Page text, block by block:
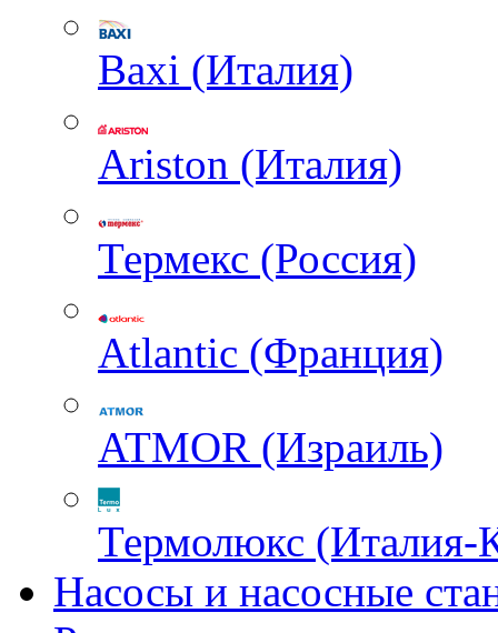
Baxi (Италия)
Ariston (Италия)
Термекс (Россия)
Atlantic (Франция)
ATMOR (Израиль)
Термолюкс (Италия-
Насосы и насосные